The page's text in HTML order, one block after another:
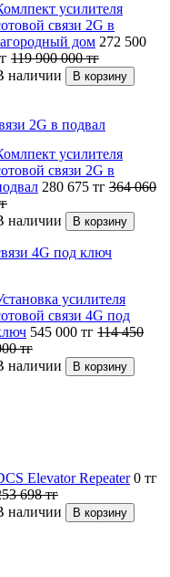
усилителя
связи 2G в
дом 272 500
119 900 000тг
наличии
2G в подвал
усилителя
связи 2G в
280 675 тг 364 060
наличии
4G под ключ
усилителя
связи 4G под
545 000 тг 114 450
тг
наличии
Elevator Repeater 0 тг
698тг
наличии